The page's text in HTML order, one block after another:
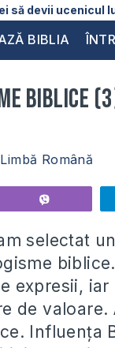
să devii ucenicul
BIBLIA
biblice
Română
selectat
expresii,
de
Influența